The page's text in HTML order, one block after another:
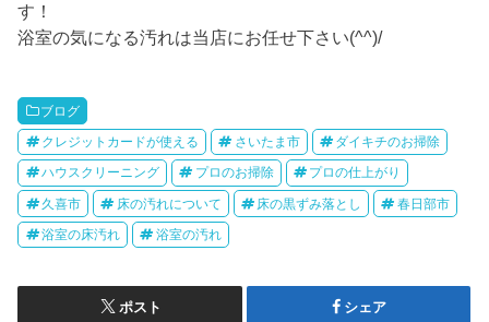
す！
浴室の気になる汚れは当店にお任せ下さい(^^)/
ブログ
クレジットカードが使える さいたま市 ダイキチのお掃除
ハウスクリーニング プロのお掃除 プロの仕上がり
久喜市 床の汚れについて 床の黒ずみ落とし 春日部市
浴室の床汚れ 浴室の汚れ
ポスト シェア